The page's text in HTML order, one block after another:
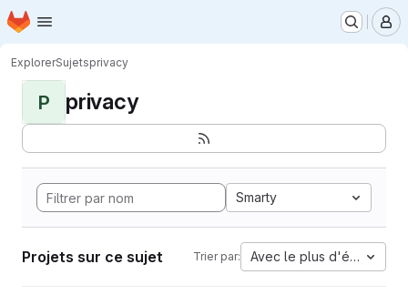
Passer au contenu principal
Page d'accueil
ExplorerSujetsprivacy
P privacy
Smarty
Projets sur ce sujet Trier par: Avec le plus d'étoiles